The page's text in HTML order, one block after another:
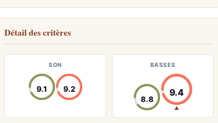
Détail des critères
SON
9.1 9.2
BASSES
8.8
9.4
▲